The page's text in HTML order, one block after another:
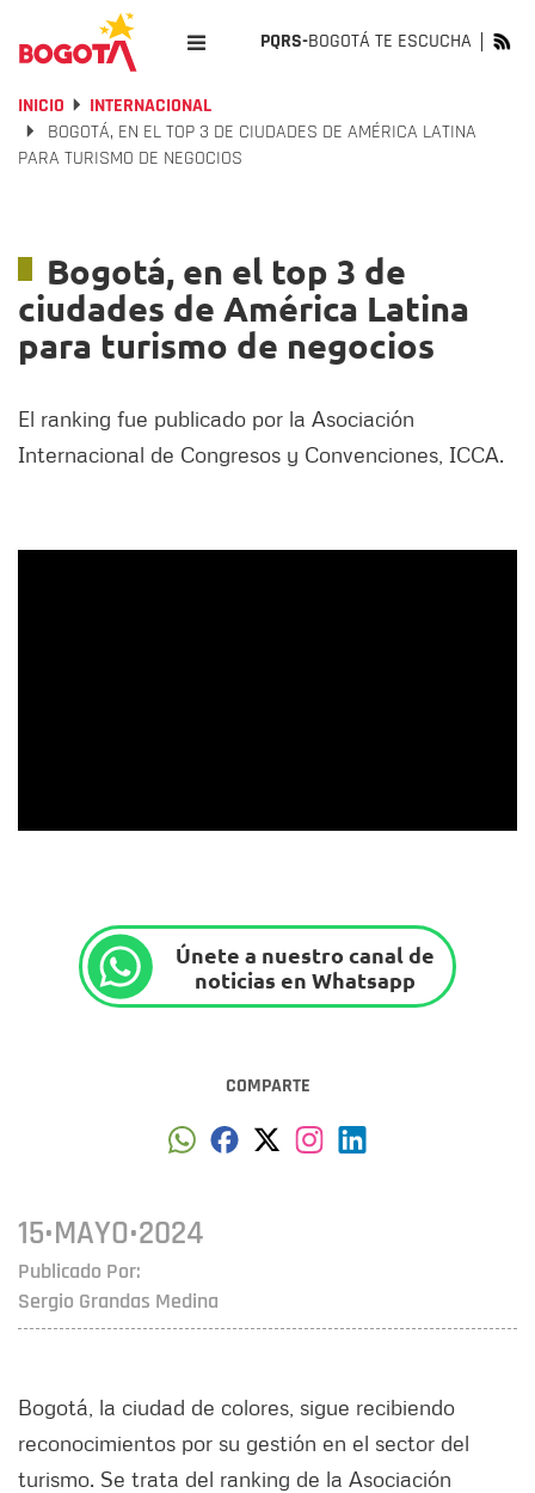
PQRS-BOGOTÁ TE ESCUCHA
INICIO
INTERNACIONAL
BOGOTÁ, EN EL TOP 3 DE CIUDADES DE AMÉRICA LATINA
PARA TURISMO DE NEGOCIOS
Bogotá, en el top 3 de
ciudades de América Latina
para turismo de negocios
El ranking fue publicado por la Asociación
Internacional de Congresos y Convenciones, ICCA.
Únete a nuestro canal de
noticias en Whatsapp
COMPARTE
Publicado Por:
Sergio Grandas Medina
15•MAYO•2024
Bogotá, la ciudad de colores, sigue recibiendo
reconocimientos por su gestión en el sector del
turismo. Se trata del ranking de la Asociación